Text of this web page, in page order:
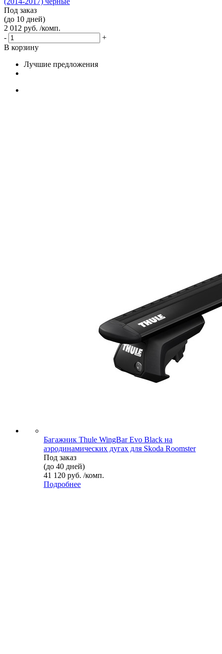
Под заказ
(до 10 дней)
2 012 руб. /комп.
-
+
В корзину
Лучшие предложения
Багажник Thule WingBar Evo Black на
аэродинамических дугах для Skoda Roomster
Под заказ
(до 40 дней)
41 120 руб. /комп.
Подробнее